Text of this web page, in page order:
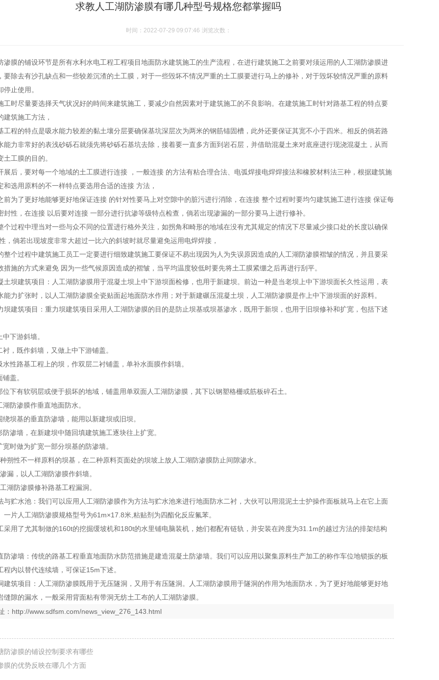
求教人工湖防渗膜有哪几种型号规格您都掌握吗
时间：2022-07-29 09:07:46 浏览次数：
渗膜的铺设环节是所有水利水电工程工程项目地面防水建筑施工的生产流程，在进行建筑施工之前要对须运用的人工湖防渗膜进
要除去有沙孔缺点和一些较差沉渣的土工膜，对于一些毁坏不情况严重的土工膜要进行马上的修补，对于毁坏较情况严重的原料
止使用。
工时尽量要选择天气状况好的時间来建筑施工，要减少自然因素对于建筑施工的不良影响。在建筑施工时针对路基工程的特点要
建筑施工方法，
工程的特点是吸水能力较差的黏土壤分层要确保基坑深层次为两米的钢筋锚固槽，此外还要保证其宽不小于四米。相反的倘若路
能力非常好的表浅砂砾石就须先将砂砾石基坑去除，接着要一直多方面到岩石层，并借助混凝土来对底座进行现浇混凝土，从而
土工膜的目的。
展后，要对每一个地域的土工膜进行连接 ，一般连接 的方法有粘合理合法、电弧焊接电焊焊接法和橡胶材料法三种，根据建筑施
和选用原料的不一样特点要选用合适的连接 方法，
前为了更好地能够更好地保证连接 的针对性要马上对空隙中的脏污进行消除，在连接 整个过程时要均匀建筑施工进行连接 保证每
封性，在连接 以后要对连接 一部分进行抗渗等级特点检查，倘若出现渗漏的一部分要马上进行修补。
个过程中理当对一些与众不同的位置进行格外关注，如拐角和畸形的地域在没有尤其规定的情况下尽量减少接口处的长度以确保
，倘若出现坡度非常大超过一比六的斜坡时就尽量避免运用电焊焊接，
整个过程中建筑施工员工一定要进行细致建筑施工要保证不易出现因为人为失误原因造成的人工湖防渗膜褶皱的情况，并且要采
措施的方式来避免 因为一些气候原因造成的褶皱，当平均温度较低时要先将土工膜紧绷之后再进行刮平。
土坝建筑项目：人工湖防渗膜用于混凝土坝上中下游坝面检修，也用于新建坝。前边一种是当老坝上中下游坝面长久性运用，表
能力扩张时，以人工湖防渗膜全瓷贴面起地面防水作用；对于新建碾压混凝土坝，人工湖防渗膜是作上中下游坝面的好原料。
坝建筑项目：重力坝建筑项目采用人工湖防渗膜的目的是防止坝基或坝基渗水，既用于新坝，也用于旧坝修补和扩宽，包括下述
下游斜墙。
衬，既作斜墙，又做上中下游铺盖。
水性路基工程上的坝，作双层二衬铺盖，单补水面膜作斜墙。
盖。
位下有软弱层或便于损坏的地域，铺盖用单双面人工湖防渗膜，其下以钢塑格栅或筋板碎石土。
湖防渗膜作垂直地面防水。
绕坝基的垂直防渗墙，能用以新建坝或旧坝。
防渗墙，在新建坝中随回填建筑施工逐块往上扩宽。
宽时做为扩宽一部分坝基的防渗墙。
朔性不一样原料的坝基，在二种原料页面处的坝坡上放人工湖防渗膜防止间隙渗水。
漏，以人工湖防渗膜作斜墙。
湖防渗膜修补路基工程漏洞。
与贮水池：我们可以应用人工湖防渗膜作为方法与贮水池来进行地面防水二衬，大伙可以用混泥土士护操作面板就马上在它上面
一片人工湖防渗膜规格型号为61m×17.8米,粘贴剂为四酯化反应氟苯。
采用了尤其制做的160t的挖掘缓坡机和180t的水里铺电脑装机，她们都配有链轨，并安装在跨度为31.1m的越过方法的排架结构
防渗墙：传统的路基工程垂直地面防水防范措施是建造混凝土防渗墙。我们可以应用以聚集原料生产加工的称作车位地锁扳的板
程内以替代连续墙，可保证15m下述。
建筑项目：人工湖防渗膜既用于无压隧洞，又用于有压隧洞。人工湖防渗膜用于隧洞的作用为地面防水，为了更好地能够更好地
缝隙的漏水，一般采用背面粘有带洞无纺土工布的人工湖防渗膜。
： http://www.sdfsm.com/news_view_276_143.html
防渗膜的铺设控制要求有哪些
膜的优势反映在哪几个方面